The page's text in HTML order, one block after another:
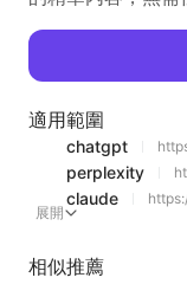
適用範圍
chatgpt
perplexity
claude
展開
相似推薦